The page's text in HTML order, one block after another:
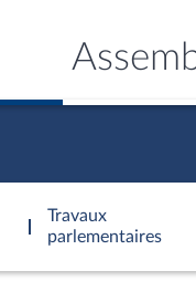
Travaux
parlementaires